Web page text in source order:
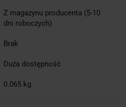
Z magazynu producenta (5-10
dni roboczych)
Brak
Duża dostępność
0.065 kg